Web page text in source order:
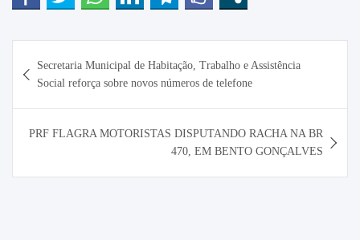
de
Post
Secretaria Municipal de Habitação, Trabalho e Assistência
Social reforça sobre novos números de telefone
PRF FLAGRA MOTORISTAS DISPUTANDO RACHA NA BR
470, EM BENTO GONÇALVES